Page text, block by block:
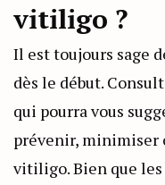
vitiligo ?
Il est toujours sage
dès le début.
qui pourra vous
prévenir, minimiser
vitiligo. Bien que